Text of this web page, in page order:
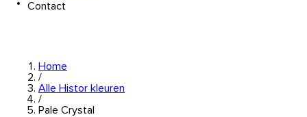
Contact
Home
/
Alle Histor kleuren
/
Pale Crystal